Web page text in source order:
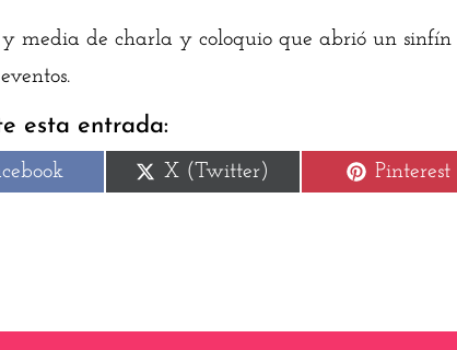
media de charla y coloquio que abrió un sinfín
esta entrada:
Compartir
en
X (Twitter)
Compartir
en
Pinterest